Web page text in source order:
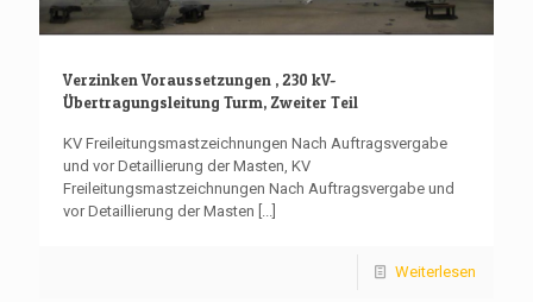
Verzinken Voraussetzungen , 230 kV-
Übertragungsleitung Turm, Zweiter Teil
KV Freileitungsmastzeichnungen Nach Auftragsvergabe
und vor Detaillierung der Masten, KV
Freileitungsmastzeichnungen Nach Auftragsvergabe und
vor Detaillierung der Masten [...]
Weiterlesen